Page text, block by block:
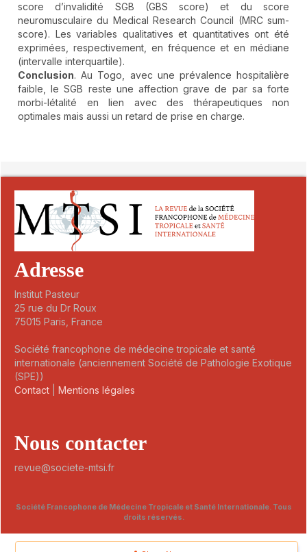
score d’invalidité SGB (GBS score) et du score
neuromusculaire du Medical Research Council (MRC sum-
score). Les variables qualitatives et quantitatives ont été
exprimées, respectivement, en fréquence et en médiane
(intervalle interquartile).
Conclusion. Au Togo, avec une prévalence hospitalière
faible, le SGB reste une affection grave de par sa forte
morbi-létalité en lien avec des thérapeutiques non
optimales mais aussi un retard de prise en charge.
Adresse
Institut Pasteur
25 rue du Dr Roux
75015 Paris, France
Société francophone de médecine tropicale et santé
internationale (anciennement Société de Pathologie Exotique
(SPE))
Contact
Mentions légales
Nous contacter
revue@societe-mtsi.fr
Société Francophone de Médecine Tropicale et Santé Internationale. Tous
droits réservés.